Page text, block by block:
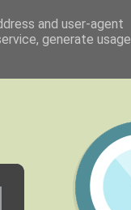
and user-agent
generate usage